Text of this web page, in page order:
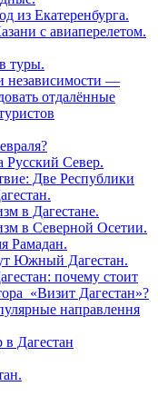
из Екатеренбурга.
с авиаперелетом.
туры.
независимости —
отдалённые
Русский Север.
Две Республики
в Дагестане.
в Северной Осетии.
Рамадан.
Южный Дагестан.
почему стоит
«Визит Дагестан»?
направлення
Дагестан